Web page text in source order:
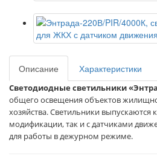
Описание Характеристики
Светодиодные светильники
общего освещения объектов
хозяйства. Светильники выпускаются
модификации, так и с датчиками
для работы в дежурном режиме.